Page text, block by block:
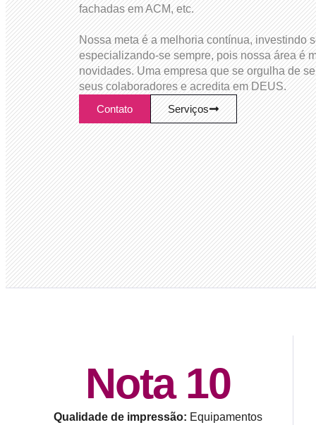
fachadas em ACM, etc.
Nossa meta é a melhoria contínua, investindo
especializando-se sempre, pois nossa área é
novidades. Uma empresa que se orgulha de
seus colaboradores e acredita em DEUS.
Contato
Serviços
Nota 10
Qualidade de impressão: Equipamentos